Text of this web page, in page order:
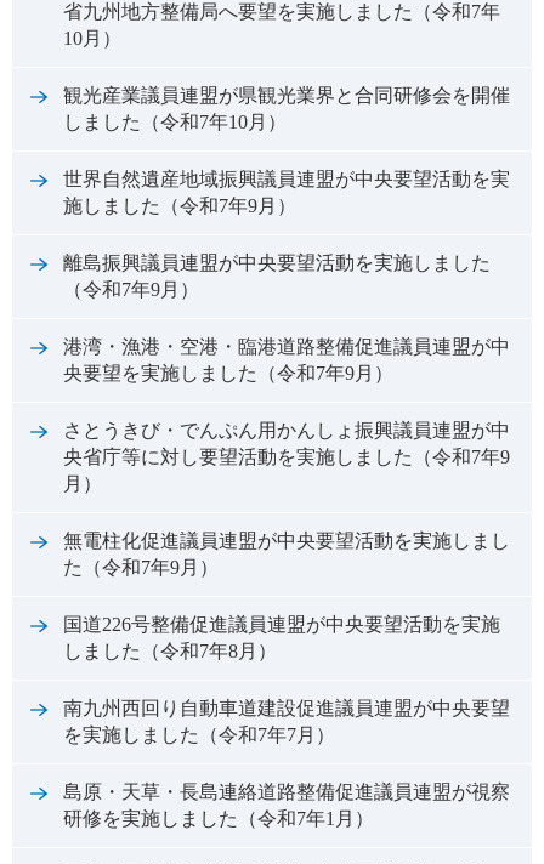
省九州地方整備局へ要望を実施しました（令和7年
10月）
観光産業議員連盟が県観光業界と合同研修会を開催
しました（令和7年10月）
世界自然遺産地域振興議員連盟が中央要望活動を実
施しました（令和7年9月）
離島振興議員連盟が中央要望活動を実施しました
（令和7年9月）
港湾・漁港・空港・臨港道路整備促進議員連盟が中
央要望を実施しました（令和7年9月）
さとうきび・でんぷん用かんしょ振興議員連盟が中
央省庁等に対し要望活動を実施しました（令和7年9
月）
無電柱化促進議員連盟が中央要望活動を実施しまし
た（令和7年9月）
国道226号整備促進議員連盟が中央要望活動を実施
しました（令和7年8月）
南九州西回り自動車道建設促進議員連盟が中央要望
を実施しました（令和7年7月）
島原・天草・長島連絡道路整備促進議員連盟が視察
研修を実施しました（令和7年1月）